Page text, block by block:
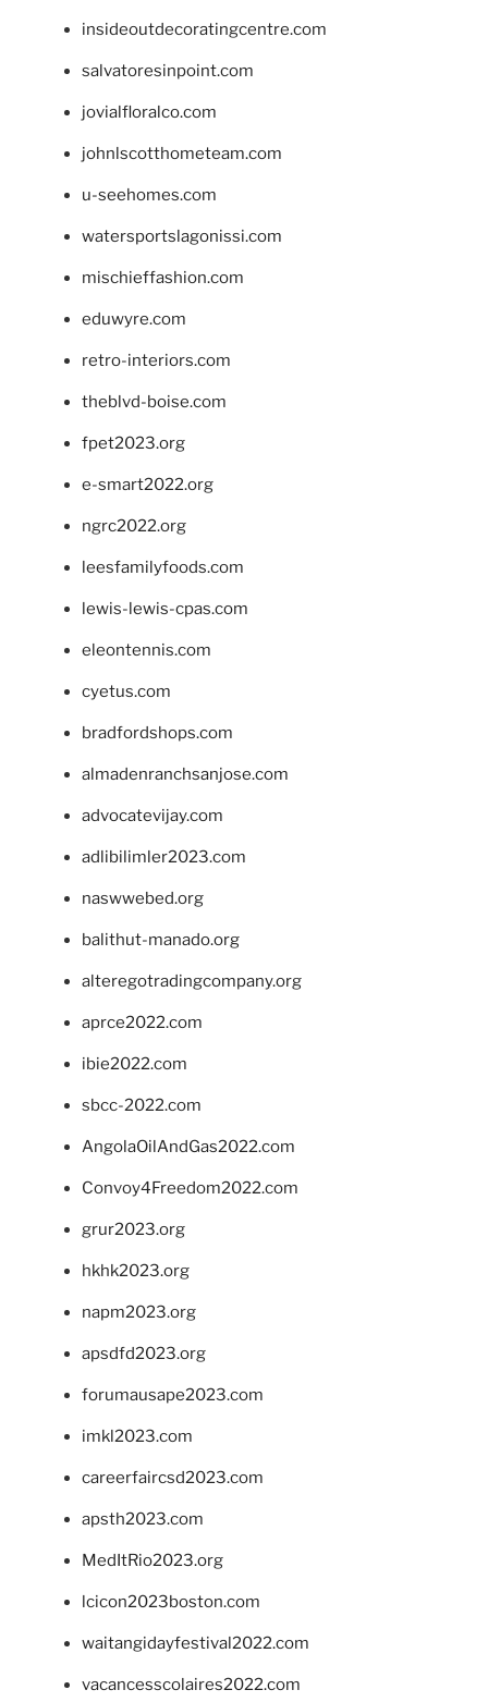
insideoutdecoratingcentre.com
salvatoresinpoint.com
jovialfloralco.com
johnlscotthometeam.com
u-seehomes.com
watersportslagonissi.com
mischieffashion.com
eduwyre.com
retro-interiors.com
theblvd-boise.com
fpet2023.org
e-smart2022.org
ngrc2022.org
leesfamilyfoods.com
lewis-lewis-cpas.com
eleontennis.com
cyetus.com
bradfordshops.com
almadenranchsanjose.com
advocatevijay.com
adlibilimler2023.com
naswwebed.org
balithut-manado.org
alteregotradingcompany.org
aprce2022.com
ibie2022.com
sbcc-2022.com
AngolaOilAndGas2022.com
Convoy4Freedom2022.com
grur2023.org
hkhk2023.org
napm2023.org
apsdfd2023.org
forumausape2023.com
imkl2023.com
careerfaircsd2023.com
apsth2023.com
MedItRio2023.org
lcicon2023boston.com
waitangidayfestival2022.com
vacancesscolaires2022.com